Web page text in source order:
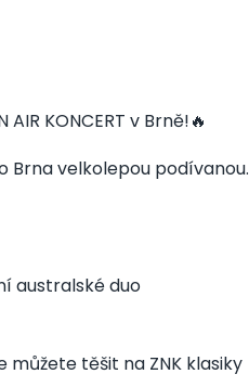
AIR KONCERT v Brně!🔥
Brna velkolepou podívanou.
australské duo
můžete těšit na ZNK klasiky